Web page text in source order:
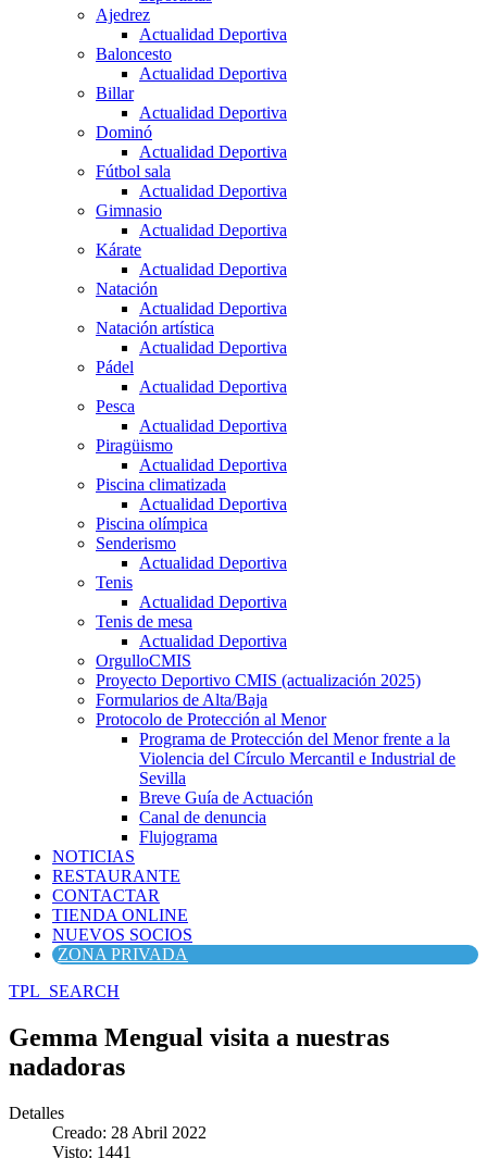
Ajedrez
Actualidad Deportiva
Baloncesto
Actualidad Deportiva
Billar
Actualidad Deportiva
Dominó
Actualidad Deportiva
Fútbol sala
Actualidad Deportiva
Gimnasio
Actualidad Deportiva
Kárate
Actualidad Deportiva
Natación
Actualidad Deportiva
Natación artística
Actualidad Deportiva
Pádel
Actualidad Deportiva
Pesca
Actualidad Deportiva
Piragüismo
Actualidad Deportiva
Piscina climatizada
Actualidad Deportiva
Piscina olímpica
Senderismo
Actualidad Deportiva
Tenis
Actualidad Deportiva
Tenis de mesa
Actualidad Deportiva
OrgulloCMIS
Proyecto Deportivo CMIS (actualización 2025)
Formularios de Alta/Baja
Protocolo de Protección al Menor
Programa de Protección del Menor frente a la
Violencia del Círculo Mercantil e Industrial de
Sevilla
Breve Guía de Actuación
Canal de denuncia
Flujograma
NOTICIAS
RESTAURANTE
CONTACTAR
TIENDA ONLINE
NUEVOS SOCIOS
ZONA PRIVADA
TPL_SEARCH
Gemma Mengual visita a nuestras
nadadoras
Detalles
Creado: 28 Abril 2022
Visto: 1441